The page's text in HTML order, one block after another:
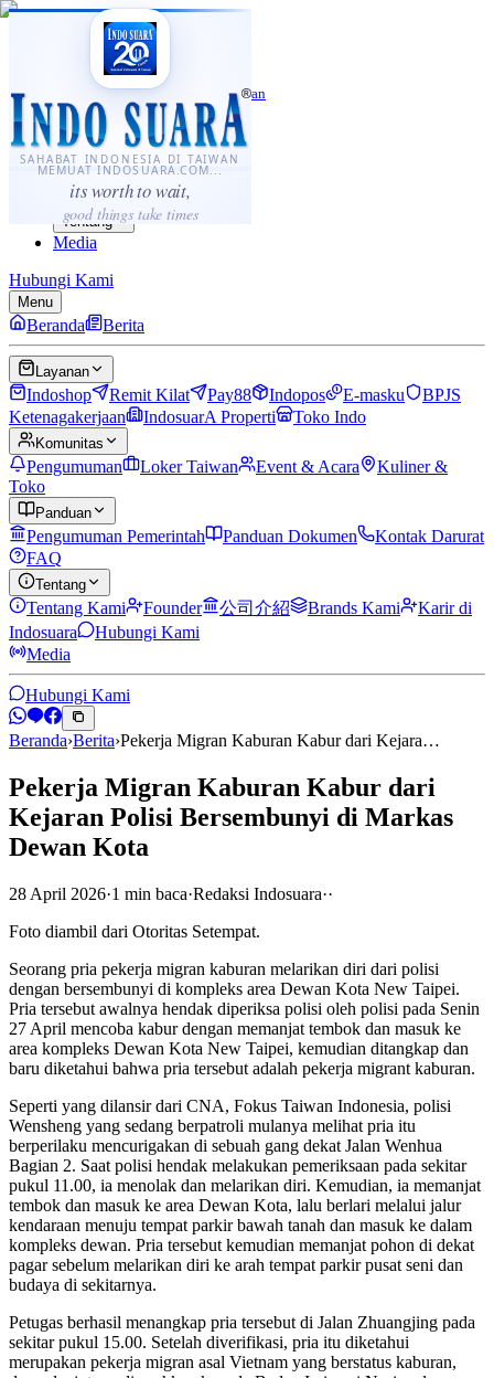
SAHABAT INDONESIA DI TAIWAN
MEMUAT INDOSUARA.COM...
its worth to wait,
good things take times
·...
⌘K
Sahabat Indonesia di Taiwan
Berita
Layanan
Komunitas
Panduan
Tentang
Media
Hubungi Kami
Menu
Beranda Berita
Layanan
Indoshop Remit Kilat Pay88 Indopos E-masku
BPJS
Ketenagakerjaan
IndosuarA Properti Toko Indo
Komunitas
Pengumuman Loker Taiwan Event & Acara
Kuliner &
Toko
Panduan
Pengumuman Pemerintah Panduan Dokumen
Kontak Darurat
FAQ
Tentang
Tentang Kami Founder 公司介紹 Brands Kami
Karir di
Indosuara
Hubungi Kami
Media
Hubungi Kami
Beranda›Berita›Pekerja Migran Kaburan Kabur dari Kejara…
Pekerja Migran Kaburan Kabur dari
Kejaran Polisi Bersembunyi di Markas
Dewan Kota
28 April 2026·1 min baca·Redaksi Indosuara··
Foto diambil dari Otoritas Setempat.
Seorang pria pekerja migran kaburan melarikan diri dari polisi
dengan bersembunyi di kompleks area Dewan Kota New Taipei.
Pria tersebut awalnya hendak diperiksa polisi oleh polisi pada Senin
27 April mencoba kabur dengan memanjat tembok dan masuk ke
area kompleks Dewan Kota New Taipei, kemudian ditangkap dan
baru diketahui bahwa pria tersebut adalah pekerja migrant kaburan.
Seperti yang dilansir dari CNA, Fokus Taiwan Indonesia, polisi
Wensheng yang sedang berpatroli mulanya melihat pria itu
berperilaku mencurigakan di sebuah gang dekat Jalan Wenhua
Bagian 2. Saat polisi hendak melakukan pemeriksaan pada sekitar
pukul 11.00, ia menolak dan melarikan diri. Kemudian, ia memanjat
tembok dan masuk ke area Dewan Kota, lalu berlari melalui jalur
kendaraan menuju tempat parkir bawah tanah dan masuk ke dalam
kompleks dewan. Pria tersebut kemudian memanjat pohon di dekat
pagar sebelum melarikan diri ke arah tempat parkir pusat seni dan
budaya di sekitarnya.
Petugas berhasil menangkap pria tersebut di Jalan Zhuangjing pada
sekitar pukul 15.00. Setelah diverifikasi, pria itu diketahui
merupakan pekerja migran asal Vietnam yang berstatus kaburan,